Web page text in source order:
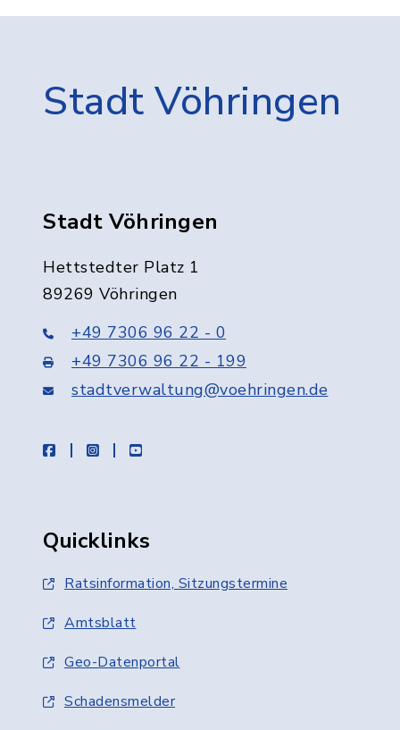
Stadt Vöhringen
Stadt Vöhringen
Hettstedter Platz 1
89269 Vöhringen
+49 7306 96 22 - 0
+49 7306 96 22 - 199
stadtverwaltung@voehringen.de
facebookinstagramyoutube
Quicklinks
Ratsinformation, Sitzungstermine
Amtsblatt
Geo-Datenportal
Schadensmelder